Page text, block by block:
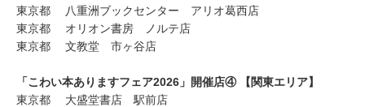
東京都 八重洲ブックセンター アリオ葛西店
東京都 オリオン書房 ノルテ店
東京都 文教堂 市ヶ谷店
「こわい本ありますフェア2026」開催店④ 【関東エリア】
東京都 大盛堂書店 駅前店